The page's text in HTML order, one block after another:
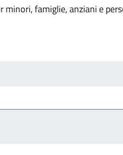
minori, famiglie, anziani e